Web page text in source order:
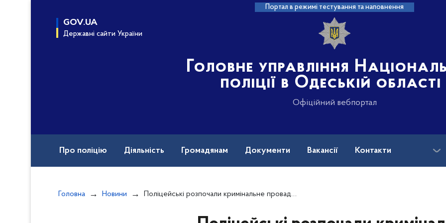
Портал в режимі тестування та наповнення
GOV.UA
Державні сайти України
Головне управління
поліції в Одеській області
Офіційний вебпортал
Про поліцію Діяльність Громадянам Документи Вакансії Контакти
Головна Новини Поліцейські розпочали кримінальне провадження за фактом смертельної ДТП в Одеському районі